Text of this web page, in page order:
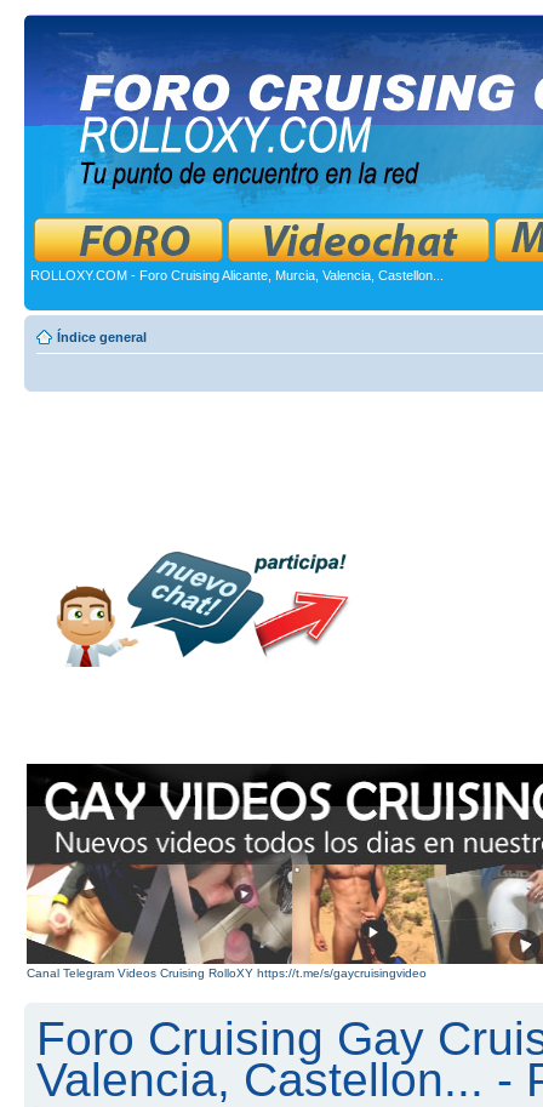
ROLLOXY.COM - Foro Cruising Alicante, Murcia, Valencia, Castellon...
Índice general
Canal Telegram Videos Cruising RolloXY https://t.me/s/gaycruisingvideo
Foro Cruising Gay
Valencia, Castellon... -